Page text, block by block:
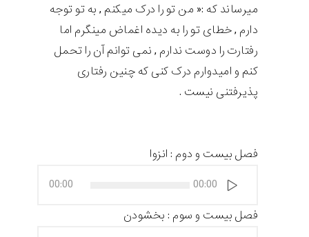
میرساند که :« من تو را درک میکنم , به تو توجه
دارم , خطای تو را به دیده اغماض مینگرم اما
رفتارت را دوست ندارم , نمی توانم آن را تحمل
کنم و امیدوارم درک کنی که چنین رفتاری
پذیرفتنی نیست .
فصل بیست و دوم : انزوا
صوت
00:00
00:00
فصل بیست و سوم : بخشودن